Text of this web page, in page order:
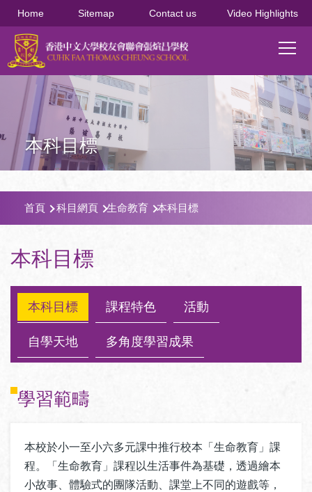
移至主內容
Home Sitemap Contact us Video Highlights
Main
本科目標
導
航
連
結
首頁 科目網頁 生命教育 本科目標
本科目標
本科目標 課程特色 活動
自學天地 多角度學習成果
學習範疇
本校於小一至小六多元課中推行校本「生命教育」課
程。「生命教育」課程以生活事件為基礎，透過繪本
小故事、體驗式的團隊活動、課堂上不同的遊戲等，